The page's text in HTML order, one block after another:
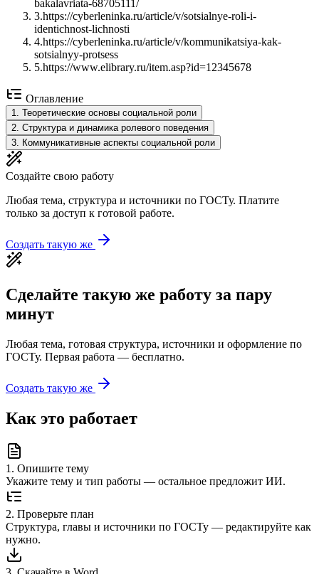
bakalavriata-68705111/
3.https://cyberleninka.ru/article/v/sotsialnye-roli-i-
identichnost-lichnosti
4.https://cyberleninka.ru/article/v/kommunikatsiya-kak-
sotsialnyy-protsess
5.https://www.elibrary.ru/item.asp?id=12345678
Оглавление
1. Теоретические основы социальной роли
2. Структура и динамика ролевого поведения
3. Коммуникативные аспекты социальной роли
Создайте свою работу
Любая тема, структура и источники по ГОСТу. Платите
только за доступ к готовой работе.
Создать такую же
Сделайте такую же работу за пару
минут
Любая тема, готовая структура, источники и оформление по
ГОСТу. Первая работа — бесплатно.
Создать такую же
Как это работает
1 . Опишите тему
Укажите тему и тип работы — остальное предложит ИИ.
2. Проверьте план
Структура, главы и источники по ГОСТу — редактируйте как
нужно.